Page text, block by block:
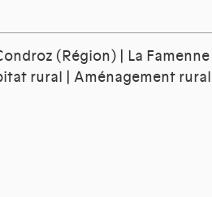
(Région) | La Famenne
rural | Aménagement rural |